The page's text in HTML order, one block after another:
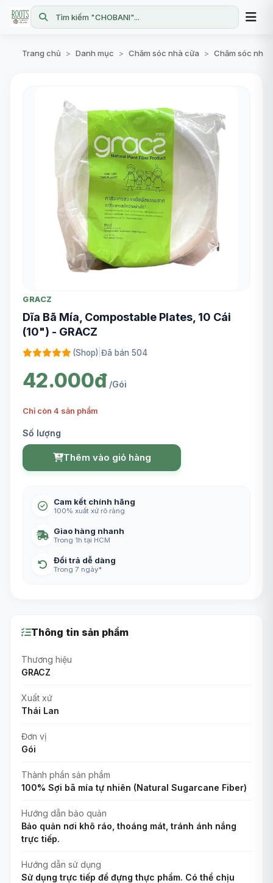
Tìm kiếm "CHOBANI"...
Trang chủ > Danh mục > Chăm sóc nhà cửa > Chăm sóc nhà
GRACZ
Dĩa Bã Mía, Compostable Plates, 10 Cái
(10") - GRACZ
(Shop) Đã bán 504
42.000đ /Gói
Chỉ còn 4 sản phẩm
Số lượng
Thêm vào giỏ hàng
Cam kết chính hãng
100% xuất xứ rõ ràng
Giao hàng nhanh
Trong 1h tại HCM
Đổi trả dễ dàng
Trong 7 ngày*
Thông tin sản phẩm
Thương hiệu
GRACZ
Xuất xứ
Thái Lan
Đơn vị
Gói
Thành phần sản phẩm
100% Sợi bã mía tự nhiên (Natural Sugarcane Fiber)
Hướng dẫn bảo quản
Bảo quản nơi khô ráo, thoáng mát, tránh ánh nắng
trực tiếp.
Hướng dẫn sử dụng
Sử dụng trực tiếp để đựng thực phẩm. Có thể chịu